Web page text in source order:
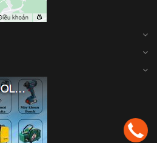
quá tải REDLINK™ trong công cụ
nhất cho hệ thống